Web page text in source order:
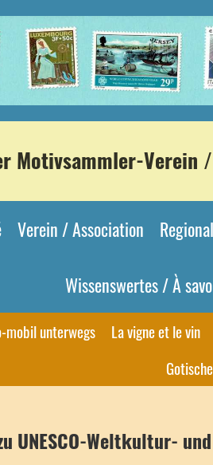
Motivsammler-Verein
Verein / Association
Wissenswertes / À
mobil unterwegs La vigne et le vin
UNESCO-Weltkultur-